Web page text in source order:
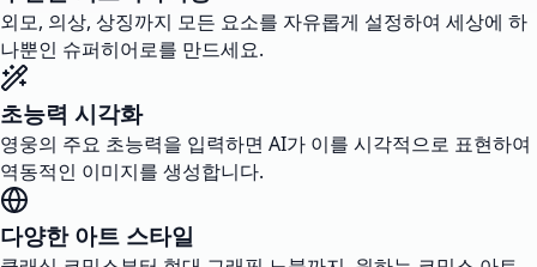
외모, 의상, 상징까지 모든 요소를 자유롭게 설정하여 세상에 하
나뿐인 슈퍼히어로를 만드세요.
초능력 시각화
영웅의 주요 초능력을 입력하면 AI가 이를 시각적으로 표현하여
역동적인 이미지를 생성합니다.
다양한 아트 스타일